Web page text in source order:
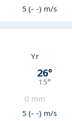
5 (- -) m/s
Yr
26°
15°
0 mm
5 (- -) m/s